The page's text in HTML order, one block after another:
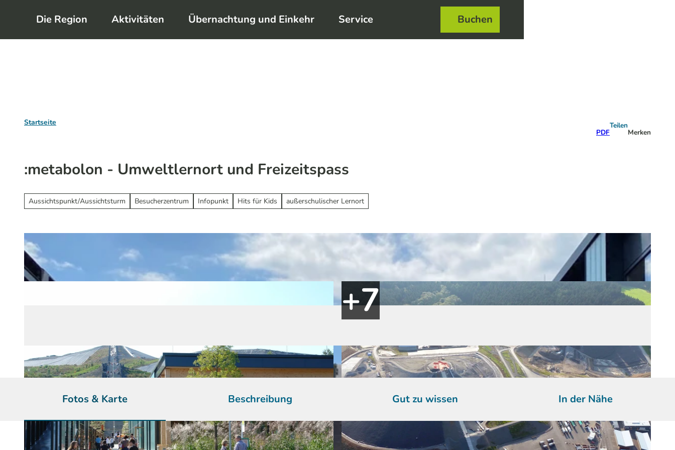
m
Die Region Aktivitäten Übernachtung und Einkehr Service Buchen
Startseite
PDF
Teilen
Merken
:metabolon - Umweltlernort und Freizeitspass
Aussichtspunkt/Aussichtsturm Besucherzentrum Infopunkt Hits für Kids außerschulischer Lernort
Fotos & Karte Beschreibung Gut zu wissen In der Nähe